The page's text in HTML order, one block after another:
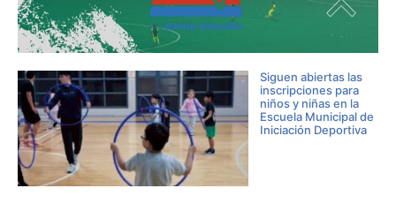
Siguen abiertas las
inscripciones para
niños y niñas en la
Escuela Municipal de
Iniciación Deportiva